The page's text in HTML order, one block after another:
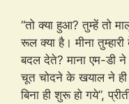
“तो क्या हुआ? तुम्हें तो
रूल क्या है। मीना
बदल देते? माना एम-डी ने
चूत चोदने के खयाल ने ही
बिना ही शुरू हो गये”,